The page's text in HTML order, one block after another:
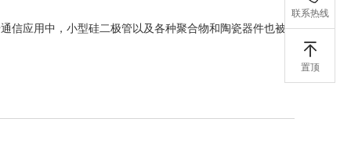
应用中，小型硅二极管以及各种聚合物和陶瓷器件也被
联系热线
置顶